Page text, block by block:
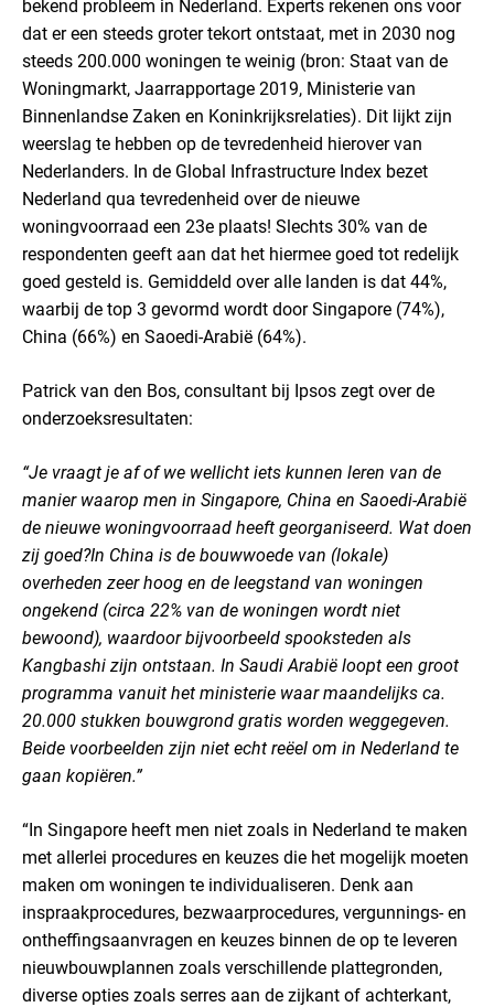
bekend probleem in Nederland. Experts rekenen ons voor
dat er een steeds groter tekort ontstaat, met in 2030 nog
steeds 200.000 woningen te weinig (bron: Staat van de
Woningmarkt, Jaarrapportage 2019, Ministerie van
Binnenlandse Zaken en Koninkrijksrelaties). Dit lijkt zijn
weerslag te hebben op de tevredenheid hierover van
Nederlanders. In de Global Infrastructure Index bezet
Nederland qua tevredenheid over de nieuwe
woningvoorraad een 23e plaats! Slechts 30% van de
respondenten geeft aan dat het hiermee goed tot redelijk
goed gesteld is. Gemiddeld over alle landen is dat 44%,
waarbij de top 3 gevormd wordt door Singapore (74%),
China (66%) en Saoedi-Arabië (64%).
Patrick van den Bos, consultant bij Ipsos zegt over de
onderzoeksresultaten:
“Je vraagt je af of we wellicht iets kunnen leren van de
manier waarop men in Singapore, China en Saoedi-Arabië
de nieuwe woningvoorraad heeft georganiseerd. Wat doen
zij goed?In China is de bouwwoede van (lokale)
overheden zeer hoog en de leegstand van woningen
ongekend (circa 22% van de woningen wordt niet
bewoond), waardoor bijvoorbeeld spooksteden als
Kangbashi zijn ontstaan. In Saudi Arabië loopt een groot
programma vanuit het ministerie waar maandelijks ca.
20.000 stukken bouwgrond gratis worden weggegeven.
Beide voorbeelden zijn niet echt reëel om in Nederland te
gaan kopiëren.”
“In Singapore heeft men niet zoals in Nederland te maken
met allerlei procedures en keuzes die het mogelijk moeten
maken om woningen te individualiseren. Denk aan
inspraakprocedures, bezwaarprocedures, vergunnings- en
ontheffingsaanvragen en keuzes binnen de op te leveren
nieuwbouwplannen zoals verschillende plattegronden,
diverse opties zoals serres aan de zijkant of achterkant,